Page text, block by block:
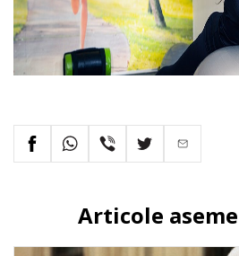
Articole